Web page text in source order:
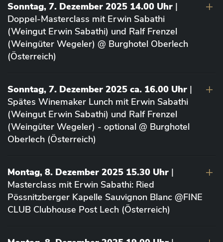
Sonntag, 7. Dezember 2025 14.00 Uhr |
Doppel-Masterclass mit Erwin Sabathi
(Weingut Erwin Sabathi) und Ralf Frenzel
(Weingüter Wegeler) @ Burghotel Oberlech
(Österreich)
Sonntag, 7. Dezember 2025 ca. 16.00 Uhr |
Spätes Winemaker Lunch mit Erwin Sabathi
(Weingut Erwin Sabathi) und Ralf Frenzel
(Weingüter Wegeler) - optional @ Burghotel
Oberlech (Österreich)
Montag, 8. Dezember 2025 15.30 Uhr |
Masterclass mit Erwin Sabathi: Ried
Pössnitzberger Kapelle Sauvignon Blanc @FINE
CLUB Clubhouse Post Lech (Österreich)